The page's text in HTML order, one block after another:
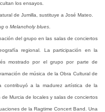
los ensayos.
de Jumilla, sustituye a José Mateo.
o Melancholy blues
del grupo en las salas de conciertos
regional. La participación en la
mostrado por el grupo por parte de
de música de la Obra Cultural de
a la madurez artística de la
Murcia de locales y salas de conciertos
de la Ragtime Concert Band. Una